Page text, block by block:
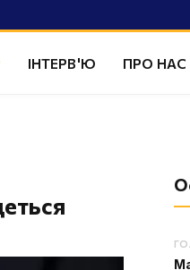
ІНТЕРВ'Ю ПРО НАС